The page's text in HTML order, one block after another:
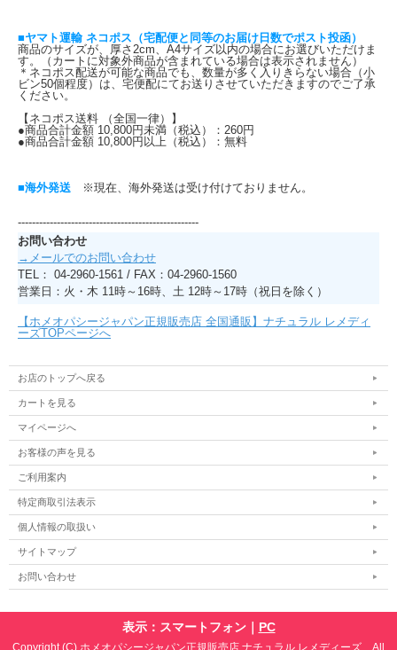
■ヤマト運輸 ネコポス（宅配便と同等のお届け日数でポスト投函）
商品のサイズが、厚さ2cm、A4サイズ以内の場合にお選びいただけま
す。（カートに対象外商品が含まれている場合は表示されません）
＊ネコポス配送が可能な商品でも、数量が多く入りきらない場合（小
ビン50個程度）は、宅便配にてお送りさせていただきますのでご了承
ください。
【ネコポス送料 （全国一律）】
●商品合計金額 10,800円未満（税込）：260円
●商品合計金額 10,800円以上（税込）：無料
■海外発送 ※現在、海外発送は受け付けておりません。
---------------------------------------------------
お問い合わせ
→メールでのお問い合わせ
TEL： 04-2960-1561 / FAX：04-2960-1560
営業日：火・木 11時～16時、土 12時～17時（祝日を除く）
【ホメオパシージャパン正規販売店 全国通販】ナチュラル レメディ
ーズTOPページへ
お店のトップへ戻る
カートを見る
マイページへ
お客様の声を見る
ご利用案内
特定商取引法表示
個人情報の取扱い
サイトマップ
お問い合わせ
表示：スマートフォン｜ PC